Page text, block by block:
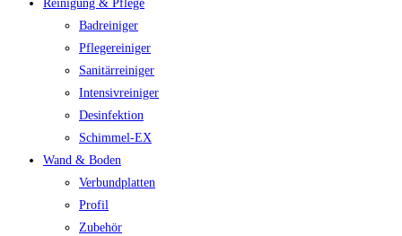
Reinigung & Pflege
Badreiniger
Pflegereiniger
Sanitärreiniger
Intensivreiniger
Desinfektion
Schimmel-EX
Wand & Boden
Verbundplatten
Profil
Zubehör